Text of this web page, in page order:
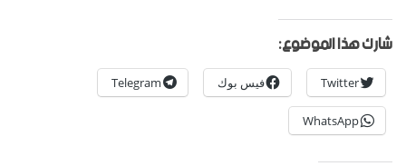
شارك هذا الموضوع:
Twitter فيس بوك Telegram
WhatsApp